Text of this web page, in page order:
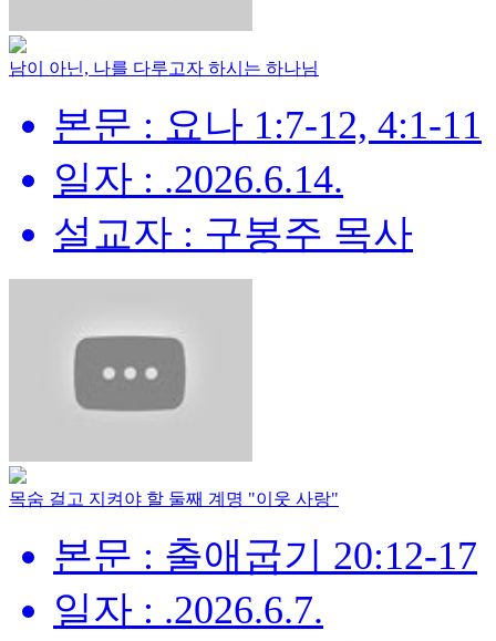
남이 아닌, 나를 다루고자 하시는 하나님
본문 : 요나 1:7-12, 4:1-11
일자 : .2026.6.14.
설교자 : 구봉주 목사
목숨 걸고 지켜야 할 둘째 계명 "이웃 사랑"
본문 : 출애굽기 20:12-17
일자 : .2026.6.7.